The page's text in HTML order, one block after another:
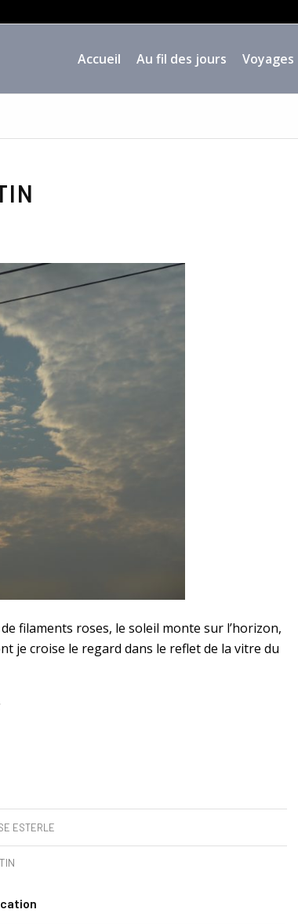
Accueil Au fil des jours Voyages
filaments roses, le soleil monte sur l’horizon,
je croise le regard dans le reflet de la vitre du
ESTERLE